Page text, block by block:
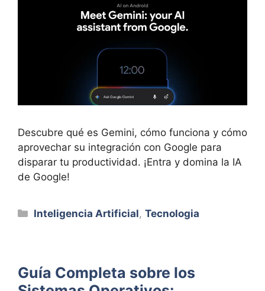
Descubre qué es Gemini, cómo funciona y cómo
aprovechar su integración con Google para
disparar tu productividad. ¡Entra y domina la IA
de Google!
Categorías
Inteligencia Artificial,Tecnologia
Guía Completa sobre los